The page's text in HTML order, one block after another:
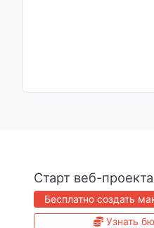
Старт веб-проекта
Бесплатно создать
Узнать